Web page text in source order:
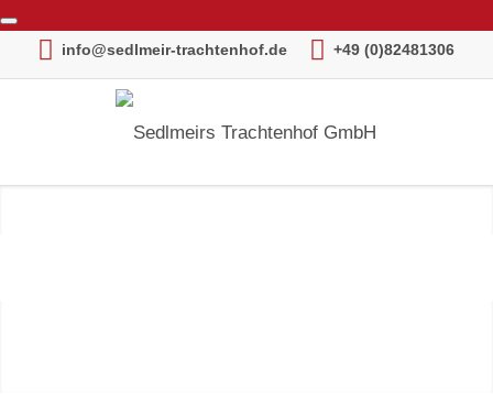
info@sedlmeir-trachtenhof.de +49 (0)82481306